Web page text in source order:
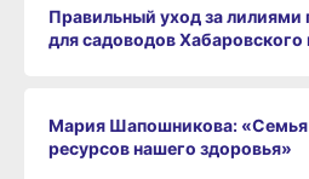
Правильный уход за лилиями
для садоводов Хабаровского
Мария Шапошникова: «Семья
ресурсов нашего здоровья»